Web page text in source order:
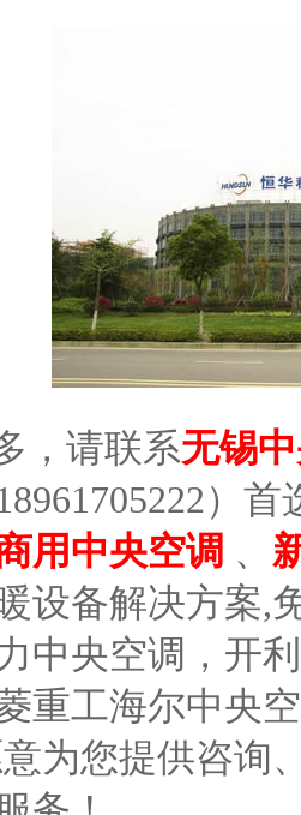
，请联系无锡
）首
用中央空调 、
设备解决方案,
中央空调，开
重工海尔中央
为您提供咨询